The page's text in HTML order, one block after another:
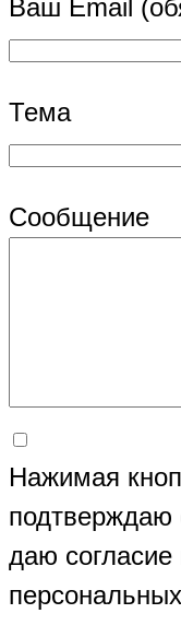
Ваш Email
Тема
Сообщение
Нажимая
подтверждаю
даю согласие